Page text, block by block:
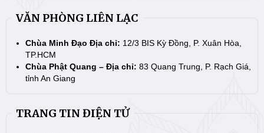
VĂN PHÒNG LIÊN LẠC
Chùa Minh Đạo Địa chỉ: 12/3 BIS Kỳ Đồng, P. Xuân Hòa,
TP.HCM
Chùa Phật Quang – Địa chỉ: 83 Quang Trung, P. Rạch Giá,
tỉnh An Giang
TRANG TIN ĐIỆN TỬ